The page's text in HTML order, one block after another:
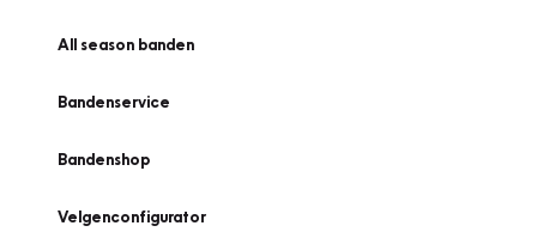
All season banden
Bandenservice
Bandenshop
Velgenconfigurator